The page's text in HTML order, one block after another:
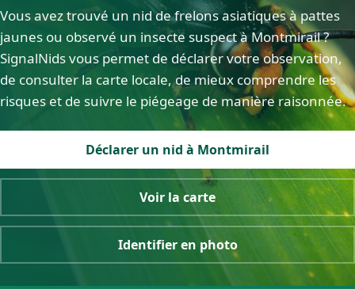
Vous avez trouvé un nid de frelons asiatiques à pattes
jaunes ou observé un insecte suspect à Montmirail ?
SignalNids vous permet de déclarer votre observation,
de consulter la carte locale, de mieux comprendre les
risques et de suivre le piégeage de manière raisonnée.
Déclarer un nid à Montmirail
Voir la carte
Identifier en photo